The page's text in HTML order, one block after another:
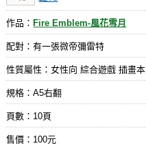
作品： Fire Emblem-風花雪月
配對：有一張微帝彌雷特
性質屬性：女性向 綜合遊戲 插畫本
規格：A5右翻
頁數：10頁
售價：100元